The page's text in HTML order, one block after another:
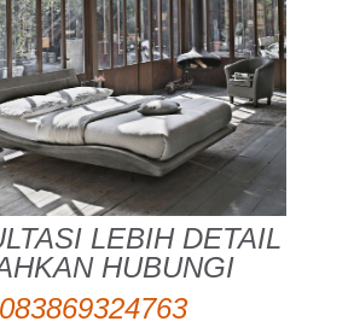
LEBIH DETAIL
HUBUNGI
083869324763